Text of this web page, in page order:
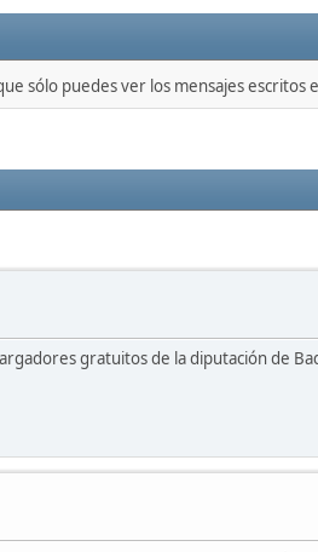
sólo puedes ver los mensajes escritos
gratuitos de la diputación de